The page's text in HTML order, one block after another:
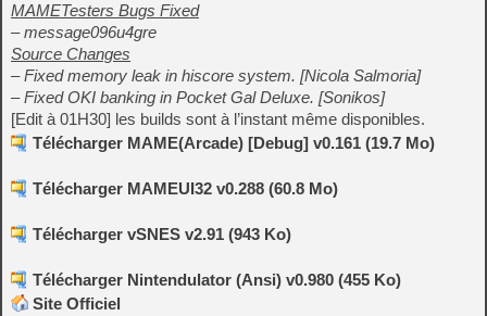
MAMETesters Bugs Fixed
– message096u4gre
Source Changes
– Fixed memory leak in hiscore system. [Nicola Salmoria]
– Fixed OKI banking in Pocket Gal Deluxe. [Sonikos]
[Edit à 01H30] les builds sont à l’instant même disponibles.
Télécharger MAME(Arcade) [Debug] v0.161 (19.7 Mo)
Télécharger MAMEUI32 v0.288 (60.8 Mo)
Télécharger vSNES v2.91 (943 Ko)
Télécharger Nintendulator (Ansi) v0.980 (455 Ko)
Site Officiel